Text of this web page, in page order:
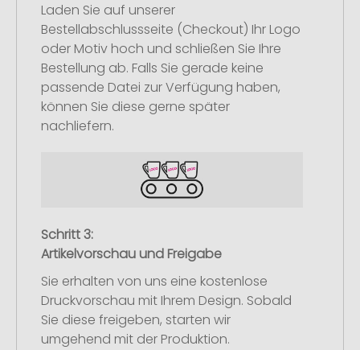
Laden Sie auf unserer
Bestellabschlussseite (Checkout) Ihr Logo
oder Motiv hoch und schließen Sie Ihre
Bestellung ab. Falls Sie gerade keine
passende Datei zur Verfügung haben,
können Sie diese gerne später
nachliefern.
Schritt 3:
Artikelvorschau und Freigabe
Sie erhalten von uns eine kostenlose
Druckvorschau mit Ihrem Design. Sobald
Sie diese freigeben, starten wir
umgehend mit der Produktion.